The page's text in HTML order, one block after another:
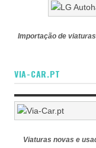
Importação de
VIA-CAR.PT
Viaturas novas e